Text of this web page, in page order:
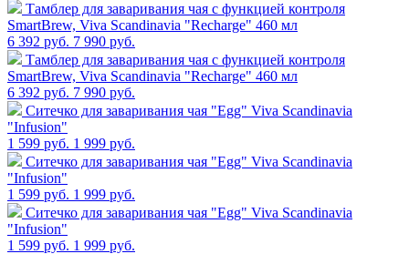
Тамблер для заваривания чая с функцией контроля
SmartBrew, Viva Scandinavia "Recharge" 460 мл
6 392 руб. 7 990 руб.
Тамблер для заваривания чая с функцией контроля
SmartBrew, Viva Scandinavia "Recharge" 460 мл
6 392 руб. 7 990 руб.
Cитечко для заваривания чая "Egg" Viva Scandinavia
"Infusion"
1 599 руб. 1 999 руб.
Cитечко для заваривания чая "Egg" Viva Scandinavia
"Infusion"
1 599 руб. 1 999 руб.
Cитечко для заваривания чая "Egg" Viva Scandinavia
"Infusion"
1 599 руб. 1 999 руб.